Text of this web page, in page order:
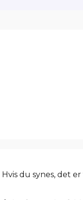
du synes, det er